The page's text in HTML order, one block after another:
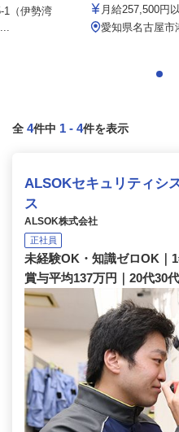
1（伊勢湾
月給257,500円
愛知県名古屋市
全 4件中 1 - 4件を表示
ALSOKセキュリティシ
ス
ALSOK株式会社
正社員
未経験OK・知識ゼロOK｜
賞与平均137万円｜20代30